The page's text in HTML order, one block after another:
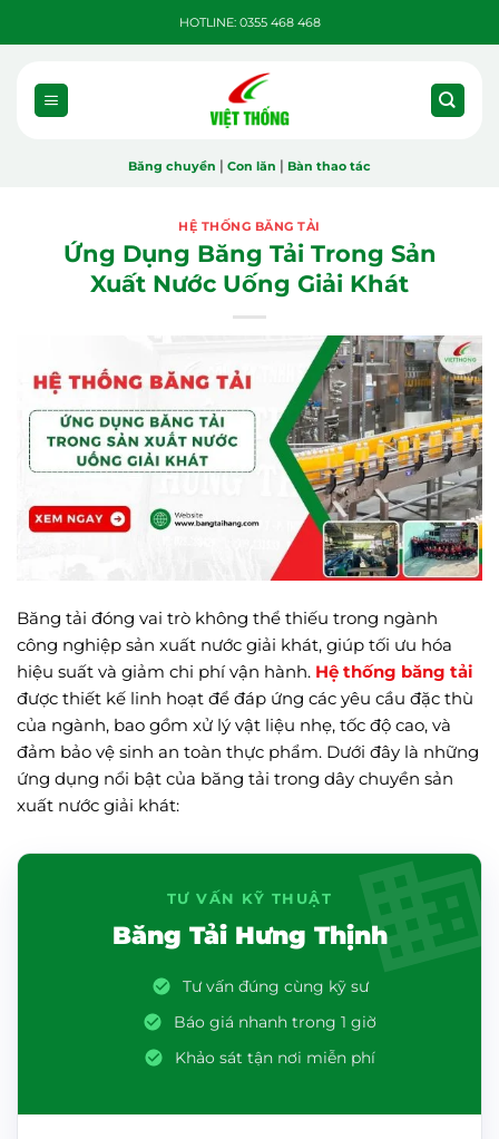
dung
HOTLINE: 0355 468 468
Băng chuyền | Con lăn | Bàn thao tác
HỆ THỐNG BĂNG TẢI
Ứng Dụng Băng Tải Trong Sản
Xuất Nước Uống Giải Khát
Băng tải đóng vai trò không thể thiếu trong ngành
công nghiệp sản xuất nước giải khát, giúp tối ưu hóa
hiệu suất và giảm chi phí vận hành. Hệ thống băng tải
được thiết kế linh hoạt để đáp ứng các yêu cầu đặc thù
của ngành, bao gồm xử lý vật liệu nhẹ, tốc độ cao, và
đảm bảo vệ sinh an toàn thực phẩm. Dưới đây là những
ứng dụng nổi bật của băng tải trong dây chuyền sản
xuất nước giải khát:
TƯ VẤN KỸ THUẬT
Băng Tải Hưng Thịnh
Tư vấn đúng cùng kỹ sư
Báo giá nhanh trong 1 giờ
Khảo sát tận nơi miễn phí